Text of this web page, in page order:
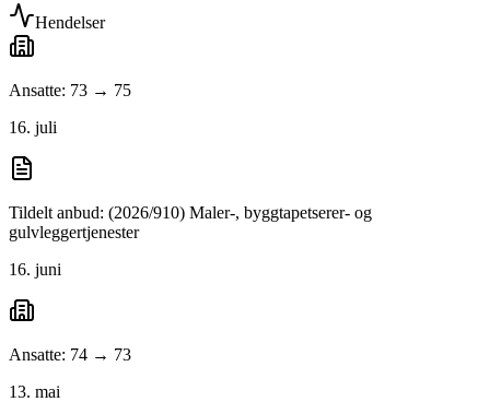
Hendelser
Ansatte: 73 → 75
16. juli
Tildelt anbud: (2026/910) Maler-, byggtapetserer- og
gulvleggertjenester
16. juni
Ansatte: 74 → 73
13. mai